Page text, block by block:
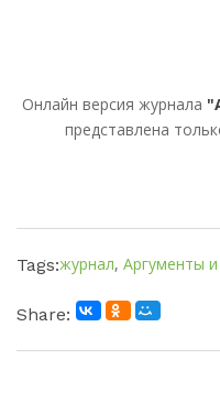
Онлайн версия журнала
представлена
Tags:журнал, Аргументы
Share: